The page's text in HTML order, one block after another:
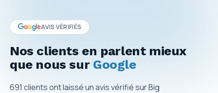
AVIS VÉRIFIÉS
Nos clients en parlent mieux
que nous sur Google
691 clients ont laissé un avis vérifié sur Big